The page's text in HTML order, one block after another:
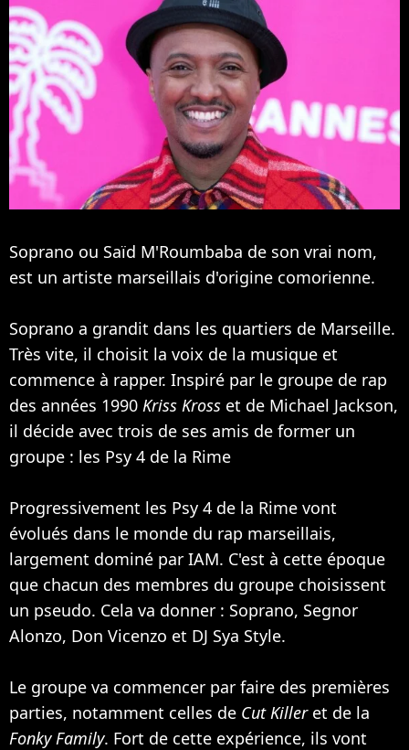
Soprano ou Saïd M'Roumbaba de son vrai nom,
est un artiste marseillais d'origine comorienne.
Soprano a grandit dans les quartiers de Marseille.
Très vite, il choisit la voix de la musique et
commence à rapper. Inspiré par le groupe de rap
des années 1990 Kriss Kross et de Michael Jackson,
il décide avec trois de ses amis de former un
groupe : les Psy 4 de la Rime
Progressivement les Psy 4 de la Rime vont
évolués dans le monde du rap marseillais,
largement dominé par IAM. C'est à cette époque
que chacun des membres du groupe choisissent
un pseudo. Cela va donner : Soprano, Segnor
Alonzo, Don Vicenzo et DJ Sya Style.
Le groupe va commencer par faire des premières
parties, notamment celles de Cut Killeret de la
Fonky Family. Fort de cette expérience, ils vont